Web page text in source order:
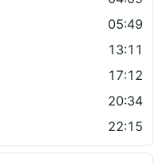
05:49
13:11
17:12
20:34
22:15